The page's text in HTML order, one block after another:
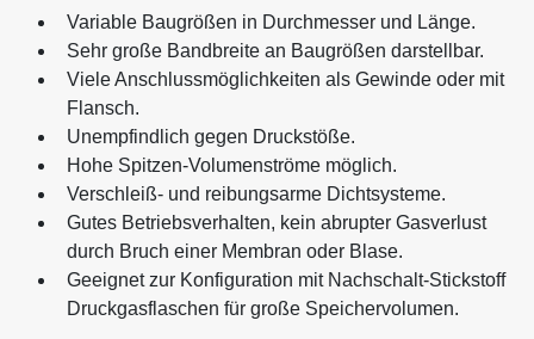
Variable Baugrößen in Durchmesser und Länge.
Sehr große Bandbreite an Baugrößen darstellbar.
Viele Anschlussmöglichkeiten als Gewinde oder mit
Flansch.
Unempfindlich gegen Druckstöße.
Hohe Spitzen-Volumenströme möglich.
Verschleiß- und reibungsarme Dichtsysteme.
Gutes Betriebsverhalten, kein abrupter Gasverlust
durch Bruch einer Membran oder Blase.
Geeignet zur Konfiguration mit Nachschalt-Stickstoff
Druckgasflaschen für große Speichervolumen.